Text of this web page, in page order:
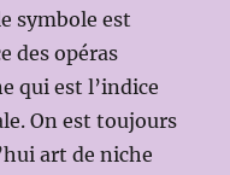
symbole est
des opéras
qui est l’indice
On est toujours
art de niche